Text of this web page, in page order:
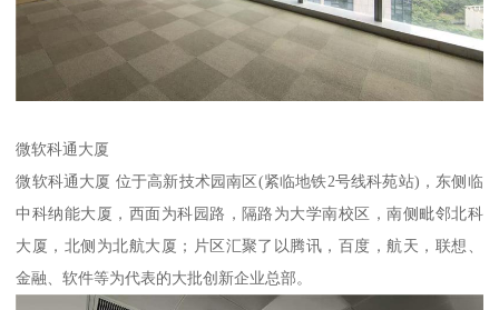
微软科通大厦
微软科通大厦 位于高新技术园南区(紧临地铁2号线科苑站)，东侧临
中科纳能大厦，西面为科园路，隔路为大学南校区，南侧毗邻北科
大厦，北侧为北航大厦；片区汇聚了以腾讯，百度，航天，联想、
金融、软件等为代表的大批创新企业总部。